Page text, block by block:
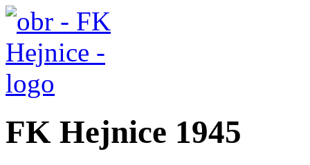
FK Hejnice 1945